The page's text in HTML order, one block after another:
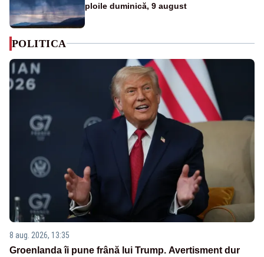
ploile duminică, 9 august
POLITICA
8 aug. 2026, 13:35
Groenlanda îi pune frână lui Trump. Avertisment dur